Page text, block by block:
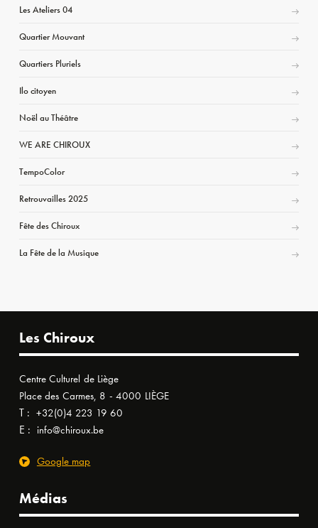
Les Ateliers 04
Quartier Mouvant
Quartiers Pluriels
Ilo citoyen
Noël au Théâtre
WE ARE CHIROUX
TempoColor
Retrouvailles 2025
Fête des Chiroux
La Fête de la Musique
Les Chiroux
Centre Culturel de Liège
Place des Carmes, 8 - 4000 LIÈGE
T : +32(0)4 223 19 60
E : info@chiroux.be
Google map
Médias